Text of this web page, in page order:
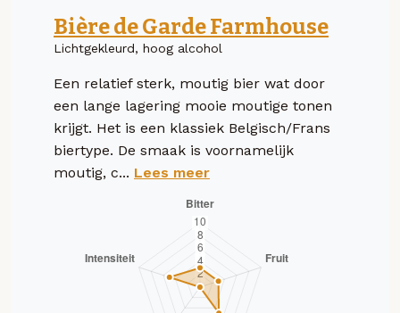
Bière de Garde Farmhouse
Lichtgekleurd, hoog alcohol
Een relatief sterk, moutig bier wat door
een lange lagering mooie moutige tonen
krijgt. Het is een klassiek Belgisch/Frans
biertype. De smaak is voornamelijk
moutig, c... Lees meer